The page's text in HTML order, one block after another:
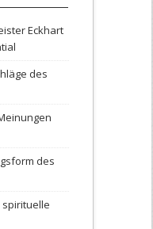
Eckhart
des
des
spirituelle